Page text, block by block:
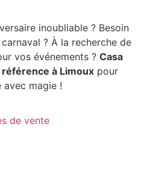
inoubliable ? Besoin
? À la recherche de
vos événements ? Casa
référence à Limoux pour
magie !
de vente